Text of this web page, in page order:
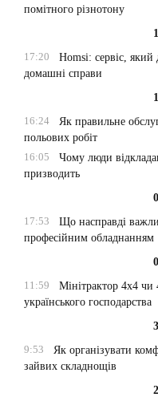
помітного різнотону
17:20
Homsi: сервіс, який
домашні справи
16:24
Як правильне
польових робіт
16:05
Чому люди
призводить
17:53
Що насправді
професійним обладнанням
11:59
Мінітрактор 4х4
українського господарства
9:53
Як організувати
зайвих складнощів